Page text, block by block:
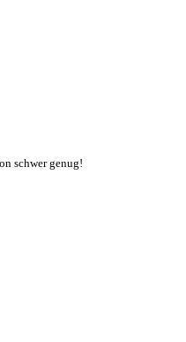
schwer genug!